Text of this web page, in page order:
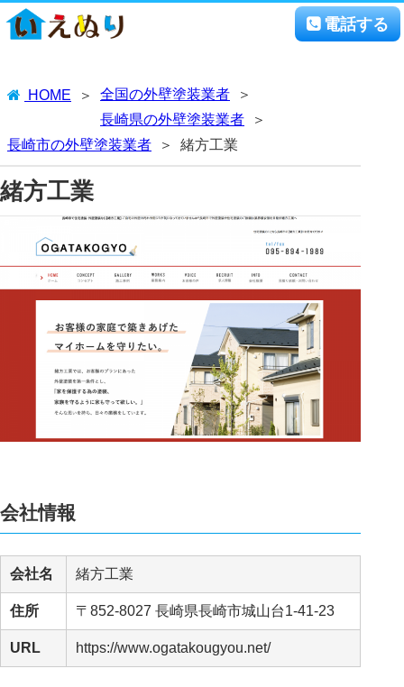
電話する
HOME
全国の外壁塗装業者
長崎県の外壁塗装業者
長崎市の外壁塗装業者
緒方工業
緒方工業
会社情報
会社名 緒方工業
住所 〒852-8027 長崎県長崎市城山台1-41-23
URL https://www.ogatakougyou.net/